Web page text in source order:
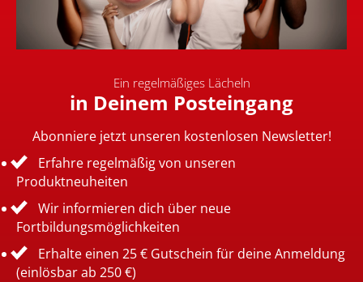
Ein regelmäßiges Lächeln
in Deinem Posteingang
Abonniere jetzt unseren kostenlosen Newsletter!
Erfahre regelmäßig von unseren
Produktneuheiten
Wir informieren dich über neue
Fortbildungsmöglichkeiten
Erhalte einen 25 € Gutschein für deine Anmeldung
(einlösbar ab 250 €)